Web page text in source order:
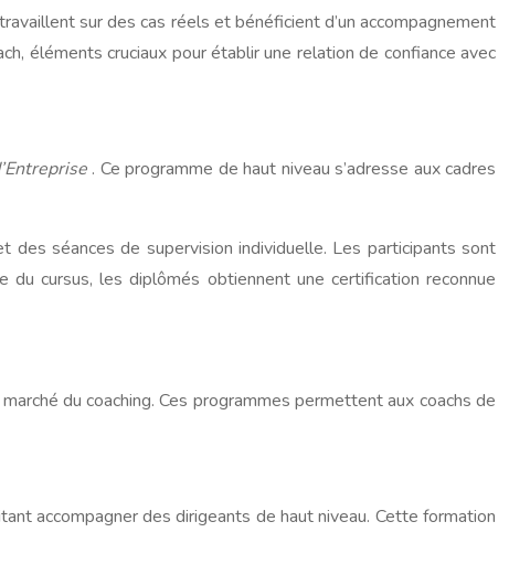
sur des cas réels et bénéficient d’un accompagnement
éléments cruciaux pour établir une relation de confiance avec
. Ce programme de haut niveau s’adresse aux cadres
séances de supervision individuelle. Les participants sont
cursus, les diplômés obtiennent une certification reconnue
du coaching. Ces programmes permettent aux coachs de
accompagner des dirigeants de haut niveau. Cette formation